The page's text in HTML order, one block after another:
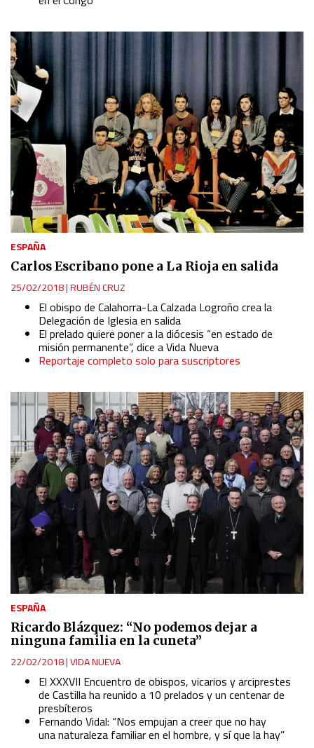
ESPAÑA
Carlos Escribano pone a La Rioja en salida
25/02/2018|RUBÉN CRUZ
El obispo de Calahorra-La Calzada Logroño crea la
Delegación de Iglesia en salida
El prelado quiere poner a la diócesis “en estado de
misión permanente”, dice a Vida Nueva
Reportaje completo solo para suscriptores
ESPAÑA
Ricardo Blázquez: “No podemos dejar a
ninguna familia en la cuneta”
22/02/2018|VIDA NUEVA
El XXXVII Encuentro de obispos, vicarios y arciprestes
de Castilla ha reunido a 10 prelados y un centenar de
presbíteros
Fernando Vidal: “Nos empujan a creer que no hay
una naturaleza familiar en el hombre, y sí que la hay”